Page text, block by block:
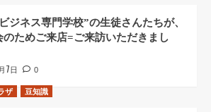
ジネス専門学校”の生徒さんたちが、
ためご来店=ご来訪いただきまし
7日 0
ザ 豆知識